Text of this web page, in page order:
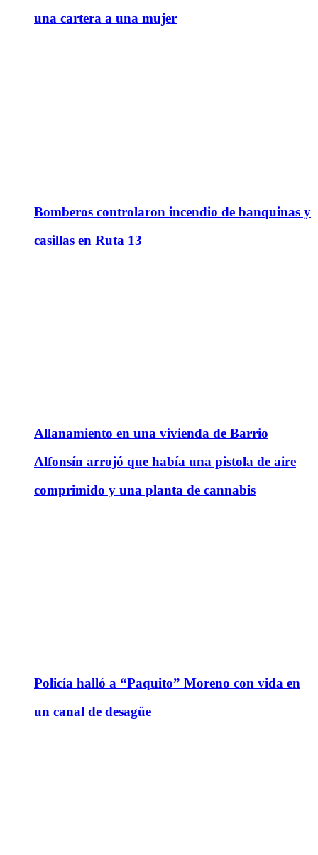
una cartera a una mujer
Bomberos controlaron incendio de banquinas y
casillas en Ruta 13
Allanamiento en una vivienda de Barrio
Alfonsín arrojó que había una pistola de aire
comprimido y una planta de cannabis
Policía halló a “Paquito” Moreno con vida en
un canal de desagüe